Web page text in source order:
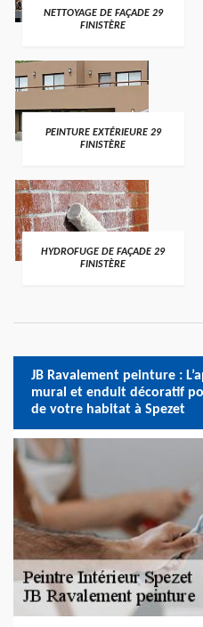
NETTOYAGE DE FAÇADE 29
FINISTÈRE
PEINTURE EXTÉRIEURE 29
FINISTÈRE
HYDROFUGE DE FAÇADE 29
FINISTÈRE
JB Ravalement peinture :
mural et enduit décoratif
de votre habitat à Spezet